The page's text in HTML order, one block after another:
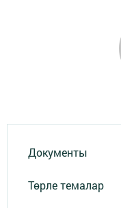
Документы
Төрле темалар